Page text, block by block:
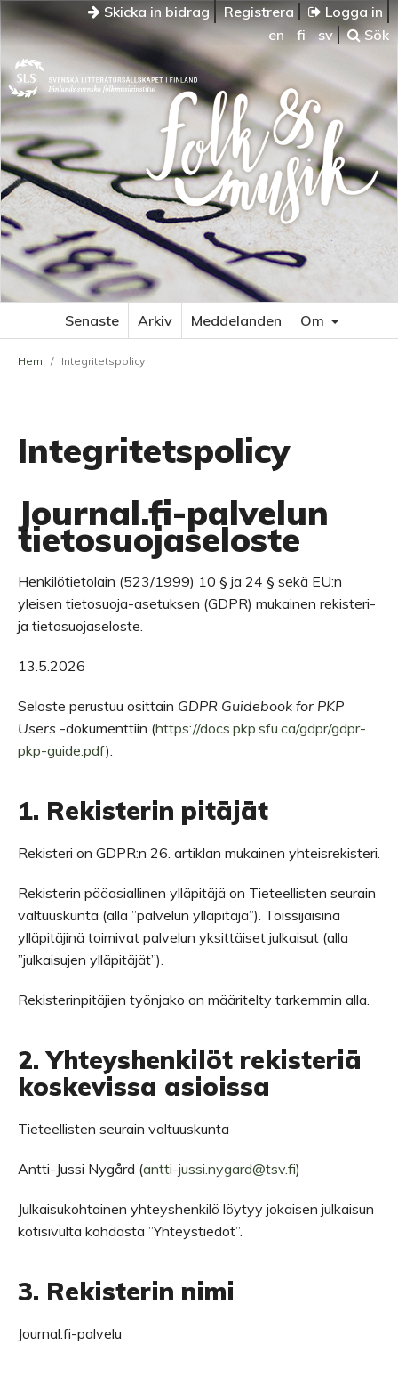
Skicka in bidrag Registrera
Logga in
en
fi sv Sök
Senaste Arkiv Meddelanden Om
Hem / Integritetspolicy
Integritetspolicy
Journal.fi-palvelun
tietosuojaseloste
Henkilötietolain (523/1999) 10 § ja 24 § sekä EU:n
yleisen tietosuoja-asetuksen (GDPR) mukainen rekisteri-
ja tietosuojaseloste.
13.5.2026
Seloste perustuu osittain GDPR Guidebook for PKP
Users -dokumenttiin (https://docs.pkp.sfu.ca/gdpr/gdpr-
pkp-guide.pdf).
1. Rekisterin pitäjät
Rekisteri on GDPR:n 26. artiklan mukainen yhteisrekisteri.
Rekisterin pääasiallinen ylläpitäjä on Tieteellisten seurain
valtuuskunta (alla ”palvelun ylläpitäjä”). Toissijaisina
ylläpitäjinä toimivat palvelun yksittäiset julkaisut (alla
”julkaisujen ylläpitäjät”).
Rekisterinpitäjien työnjako on määritelty tarkemmin alla.
2. Yhteyshenkilöt rekisteriä
koskevissa asioissa
Tieteellisten seurain valtuuskunta
Antti-Jussi Nygård (antti-jussi.nygard@tsv.fi)
Julkaisukohtainen yhteyshenkilö löytyy jokaisen julkaisun
kotisivulta kohdasta ”Yhteystiedot”.
3. Rekisterin nimi
Journal.fi-palvelu